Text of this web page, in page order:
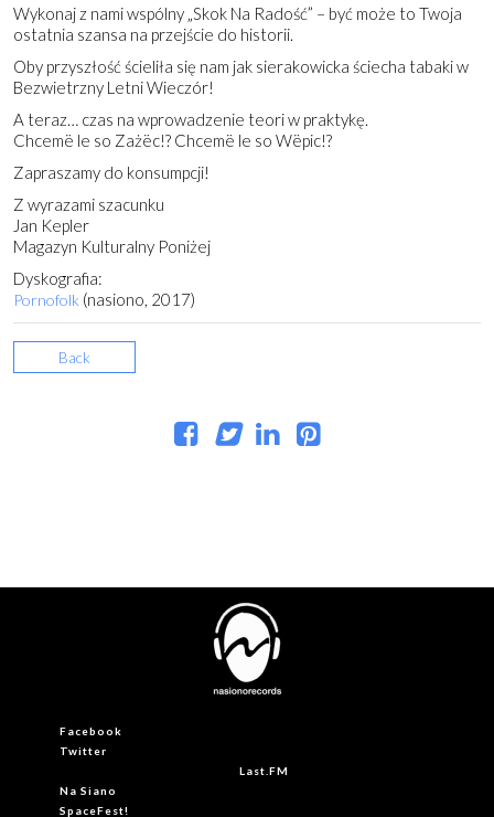
Wykonaj z nami wspólny „Skok Na Radość” – być może to Twoja
ostatnia szansa na przejście do historii.
Oby przyszłość ścieliła się nam jak sierakowicka ściecha tabaki w
Bezwietrzny Letni Wieczór!
A teraz… czas na wprowadzenie teori w praktykę.
Chcemë le so Zażëc!? Chcemë le so Wëpic!?
Zapraszamy do konsumpcji!
Z wyrazami szacunku
Jan Kepler
Magazyn Kulturalny Poniżej
Dyskografia:
Pornofolk (nasiono, 2017)
Back
Facebook
Twitter
Last.FM
Na Siano
SpaceFest!